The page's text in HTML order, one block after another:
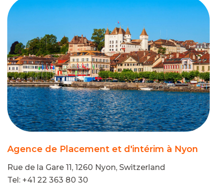
Agence de Placement et d'intérim à Nyon
Rue de la Gare 11, 1260 Nyon, Switzerland
Tel: +41 22 363 80 30